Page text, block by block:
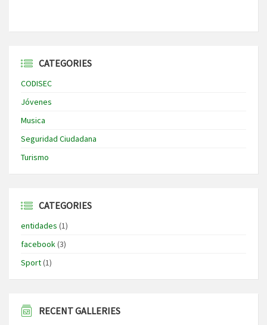
CATEGORIES
CODISEC
Jóvenes
Musica
Seguridad Ciudadana
Turismo
CATEGORIES
entidades (1)
facebook(3)
Sport(1)
RECENT GALLERIES